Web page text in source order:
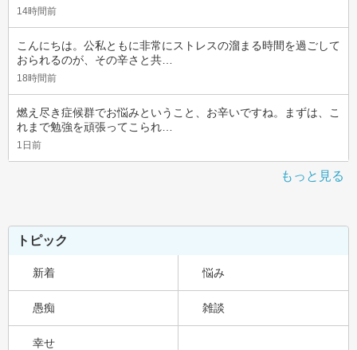
14時間前
こんにちは。公私ともに非常にストレスの溜まる時間を過ごして
おられるのが、その辛さと共…
18時間前
燃え尽き症候群でお悩みということ、お辛いですね。まずは、こ
れまで勉強を頑張ってこられ…
1日前
もっと見る
トピック
新着 悩み
愚痴 雑談
幸せ